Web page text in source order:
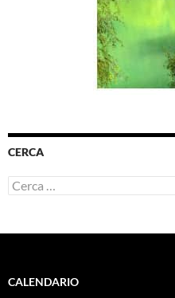
CERCA
Ricerca
per:
CALENDARIO